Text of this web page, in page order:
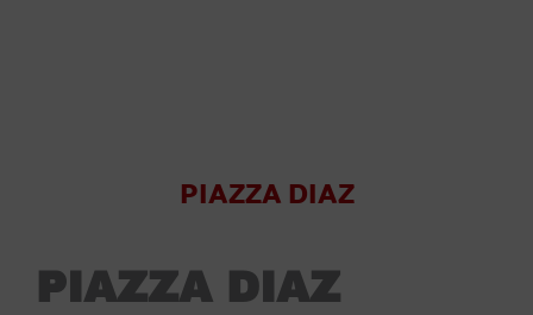
PIAZZA DIAZ
PIAZZA DIAZ